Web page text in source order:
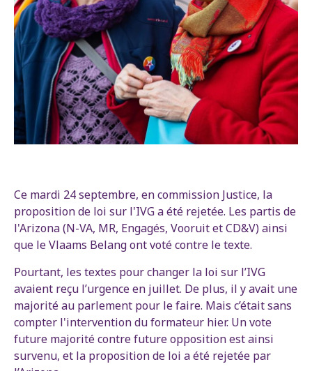
Ce mardi 24 septembre, en commission Justice, la
proposition de loi sur l'IVG a été rejetée. Les partis de
l'Arizona (N-VA, MR, Engagés, Vooruit et CD&V) ainsi
que le Vlaams Belang ont voté contre le texte.
Pourtant, les textes pour changer la loi sur l’IVG
avaient reçu l’urgence en juillet. De plus, il y avait une
majorité au parlement pour le faire. Mais c’était sans
compter l'intervention du formateur hier. Un vote
future majorité contre future opposition est ainsi
survenu, et la proposition de loi a été rejetée par